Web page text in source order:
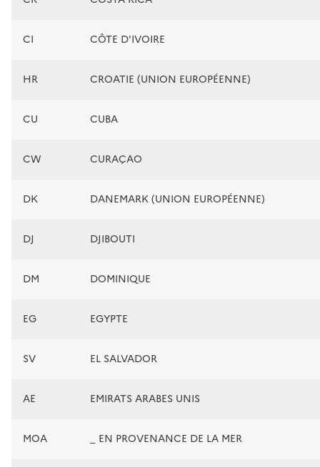
CI CÔTE D'IVOIRE
HR CROATIE (UNION EUROPÉENNE)
CU CUBA
CW CURAÇAO
DK DANEMARK (UNION EUROPÉENNE)
DJ DJIBOUTI
DM DOMINIQUE
EG EGYPTE
SV EL SALVADOR
AE EMIRATS ARABES UNIS
MOA _ EN PROVENANCE DE LA MER